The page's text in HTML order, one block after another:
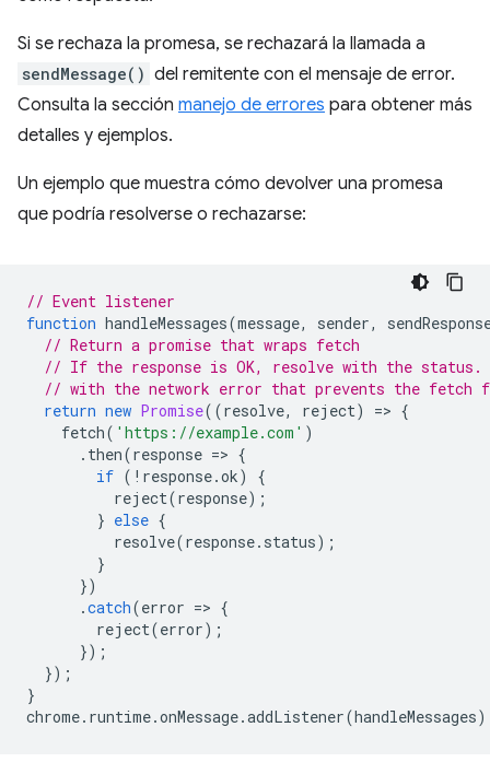
Si se rechaza la promesa, se rechazará la llamada a
sendMessage() del remitente con el mensaje de error.
Consulta la sección manejo de errores para obtener más
detalles y ejemplos.
Un ejemplo que muestra cómo devolver una promesa
que podría resolverse o rechazarse:
// Event listener
function handleMessages(message, sender,
// Return a promise that wraps fetch
// If the response is OK, resolve with the
// with the network error that prevents the fetch
return new Promise((resolve, reject) => {
fetch( 'https://example.com' )
. then(response => {
if ( ! response.ok)
{
reject(response);
} else {
resolve(response. status);
}
})
.catch(error => {
reject(error);
});
});
}
chrome. runtime.onMessage.addListener(handleMessages